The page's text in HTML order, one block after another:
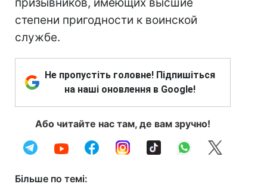
степени пригодности к воинской
службе.
Не пропустіть головне! Підпишіться
на наші оновлення в Google!
Або читайте нас там, де вам зручно!
Більше по темі: